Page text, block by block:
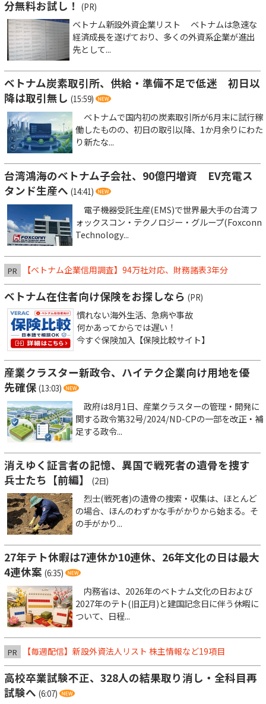
分無料お試し！ (PR)
ベトナム新設外資企業リスト ベトナムは急速な
経済成長を遂げており、多くの外資系企業が進出
先として...
ベトナム炭素取引所、供給・準備不足で低迷 初日以
降は取引無し (15:59)
ベトナムで国内初の炭素取引所が6月末に試行稼
働したものの、初日の取引以降、1か月余りにわた
り新たな...
台湾鴻海のベトナム子会社、90億円増資 EV充電ス
タンド生産へ (14:41)
電子機器受託生産(EMS)で世界最大手の台湾フ
ォックスコン・テクノロジー・グループ(Foxconn
Technology...
PR 【ベトナム企業信用調査】94万社対応、財務諸表3年分
ベトナム在住者向け保険をお探しなら (PR)
慣れない海外生活、急病や事故
何かあってからでは遅い！
今すぐ保険加入【保険比較サイト】
産業クラスター新政令、ハイテク企業向け用地を優
先確保 (13:03)
政府は8月1日、産業クラスターの管理・開発に
関する政令第32号/2024/ND-CPの一部を改正・補
足する政令...
消えゆく証言者の記憶、異国で戦死者の遺骨を捜す
兵士たち【前編】
(2日)
烈士(戦死者)の遺骨の捜索・収集は、ほとんど
の場合、ほんのわずかな手がかりから始まる。そ
の手がかり...
27年テト休暇は7連休か10連休、26年文化の日は最大
4連休案 (6:35)
内務省は、2026年のベトナム文化の日および
2027年のテト(旧正月)と建国記念日に伴う休暇に
ついて、日程...
PR 【毎週配信】新設外資法人リスト 株主情報など19項目
高校卒業試験不正、328人の結果取り消し・全科目再
試験へ (6:07)